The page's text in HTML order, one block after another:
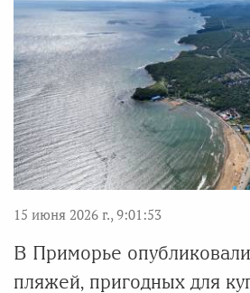
15 июня 2026 г., 9:01:53
В Приморье
пляжей, пригодных для